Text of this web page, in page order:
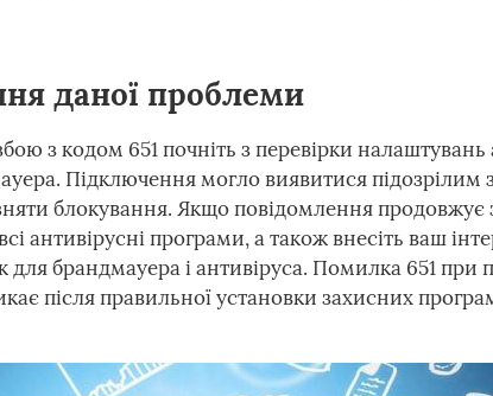
даної проблеми
з кодом 651 почніть з перевірки налаштувань
Підключення могло виявитися підозрілим
блокування. Якщо повідомлення продовжує
антивірусні програми, а також внесіть ваш
для брандмауера і антивіруса. Помилка 651 при
після правильної установки захисних